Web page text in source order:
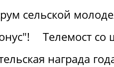
сельской
Телемост
награда